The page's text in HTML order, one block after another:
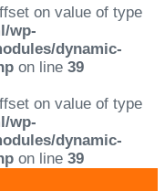
on value of type
wp-
dynamic-
on line 39
on value of type
wp-
dynamic-
on line 39